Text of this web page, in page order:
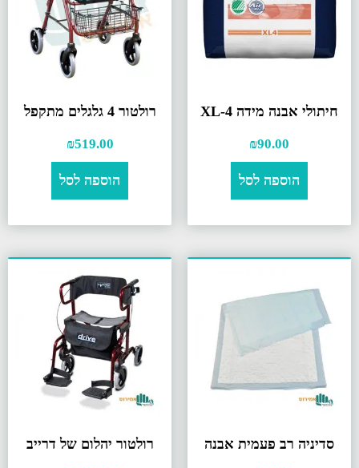
חיתולי אבנה מידה XL-4
₪90.00
הוספה לסל
רולטור 4 גלגלים מתקפל
₪519.00
הוספה לסל
סדיניה רב פעמית אבנה רולטור יהלום של דרייב